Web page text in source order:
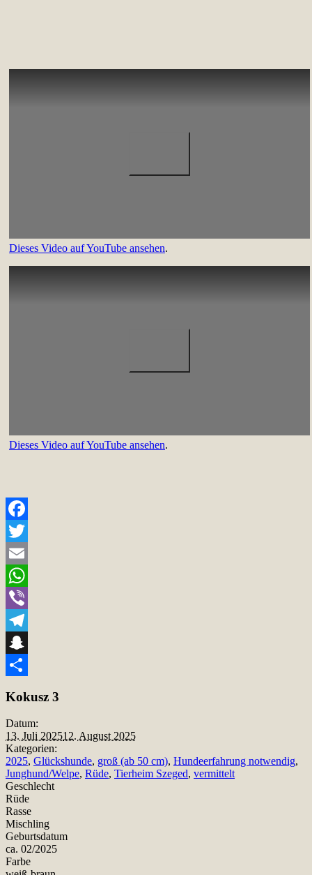
Dieses Video auf YouTube ansehen.
Dieses Video auf YouTube ansehen.
Facebook
Twitter
Email
WhatsApp
Viber
Telegram
Snapchat
Kokusz 3
Datum:
13. Juli 202512. August 2025
Kategorien:
2025, Glückshunde, groß (ab 50 cm), Hundeerfahrung notwendig,
Junghund/Welpe, Rüde, Tierheim Szeged, vermittelt
Geschlecht
Rüde
Rasse
Mischling
Geburtsdatum
ca. 02/2025
Farbe